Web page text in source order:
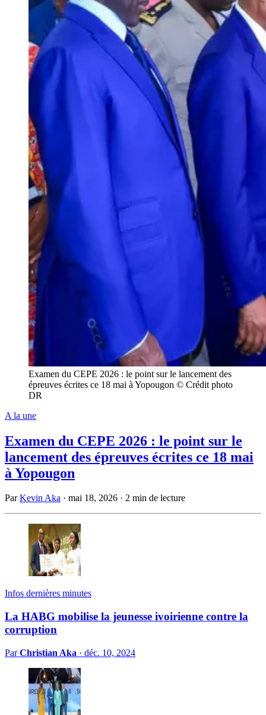
Examen du CEPE 2026 : le point sur le lancement des
épreuves écrites ce 18 mai à Yopougon © Crédit photo
DR
A la une
Examen du CEPE 2026 : le point sur le
lancement des épreuves écrites ce 18 mai
à Yopougon
ParKevin Aka · mai 18, 2026 · 2 min de lecture
Infos dernières minutes
La HABG mobilise la jeunesse ivoirienne contre la
corruption
ParChristian Aka · déc. 10, 2024